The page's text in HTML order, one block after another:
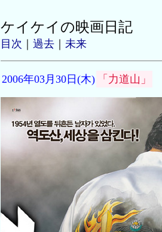
ケイケイの映画日記
目次 過去 未来
2006年03月30日(木) 「力道山」